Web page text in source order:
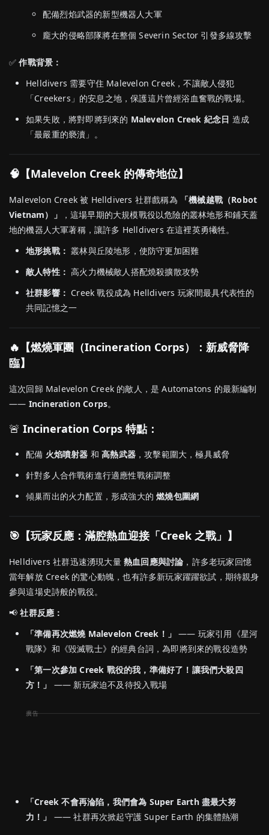
配備烈焰武器的新型機器人大軍
龐大的侵略部隊將在整個 Severin Sector 引發多線攻擊
✅作戰背景：
Helldivers 需要守住 Malevelon Creek，不讓敵人侵犯
「Creekers」的安息之地，保護這片曾經浴血奮戰的戰場。
如果失敗，將對即將到來的 Malevelon Creek 紀念日 造成
「最嚴重的褻瀆」。
🧠【Malevelon Creek 的傳奇地位】
Malevelon Creek 被 Helldivers 社群戲稱為
「機械越戰（Robot
Vietnam）」
，這場早期的大規模戰役以危險的叢林地形和鋪天蓋
地的機器人大軍著稱，讓許多 Helldivers 在這裡英勇犧牲。
地形挑戰： 叢林與丘陵地形，使防守更加困難
敵人特性： 高火力機械敵人搭配燒殺擴散攻勢
社群影響： Creek 戰役成為 Helldivers 玩家間最具代表性的
共同記憶之一
🔥【燃燒軍團（Incineration Corps）：新威脅降
臨】
這次回歸 Malevelon Creek 的敵人，是 Automatons 的最新編制
—— Incineration Corps。
🚨 Incineration Corps 特點：
配備 火焰噴射器 和高熱武器 ，攻擊範圍大，極具威脅
針對多人合作戰術進行適應性戰術調整
傾巢而出的火力配置，形成強大的燃燒包圍網
🎯【玩家反應：滿腔熱血迎接「Creek 之戰」】
Helldivers 社群迅速湧現大量 熱血回應與討論 ，許多老玩家回憶
當年解放 Creek 的驚心動魄，也有許多新玩家躍躍欲試，期待親身
參與這場史詩般的戰役。
📢社群反應：
「準備再次燃燒 Malevelon Creek！」 —— 玩家引用《星河
戰隊》和《毀滅戰士》的經典台詞，為即將到來的戰役造勢
「第一次參加 Creek 戰役的我，準備好了！讓我們大殺四
方！」
—— 新玩家迫不及待投入戰場
「Creek 不會再淪陷，我們會為 Super Earth 盡最大努
力！」
—— 社群再次掀起守護 Super Earth 的集體熱潮